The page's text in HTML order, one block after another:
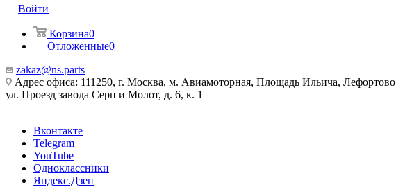
Войти
Корзина0
Отложенные0
zakaz@ns.parts
Адрес офиса: 111250, г. Москва, м. Авиамоторная, Площадь Ильича, Лефортово
ул. Проезд завода Серп и Молот, д. 6, к. 1
Вконтакте
Telegram
YouTube
Одноклассники
Яндекс.Дзен